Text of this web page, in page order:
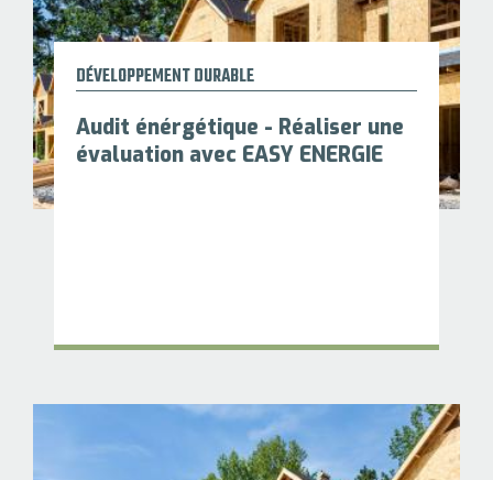
DÉVELOPPEMENT DURABLE
Audit énérgétique - Réaliser une
évaluation avec EASY ENERGIE